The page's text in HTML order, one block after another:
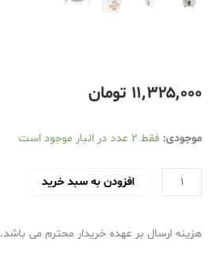
۱۱٬۳۲۵٬۰۰۰ تومان
موجودی: فقط 2 عدد در انبار موجود است
پلوپز
8
پارس
افزودن به سبد خرید
هزینه ارسال بر عهده خریدار محترم می باشد.